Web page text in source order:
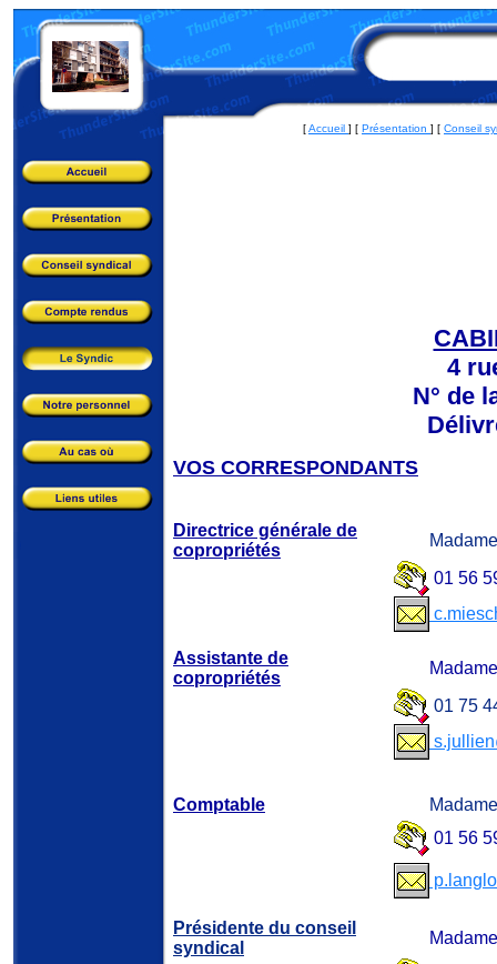
[Accueil ] [ Présentation ] [ Conseil
4
N° de
VOS CORRESPONDANTS
Directrice générale de
copropriétés
01 56
Assistante de
copropriétés
01 75
Comptable
01 56
Présidente du conseil
syndical